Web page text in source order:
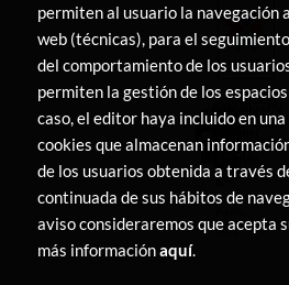
permiten al usuario la navegación
web (técnicas), para el
del comportamiento de los
permiten la gestión de los
caso, el editor haya incluido en
cookies que almacenan
de los usuarios obtenida a través
continuada de sus hábitos de
aviso consideraremos que acepta
más informaciónaquí.